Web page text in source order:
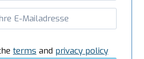
terms and privacy policy